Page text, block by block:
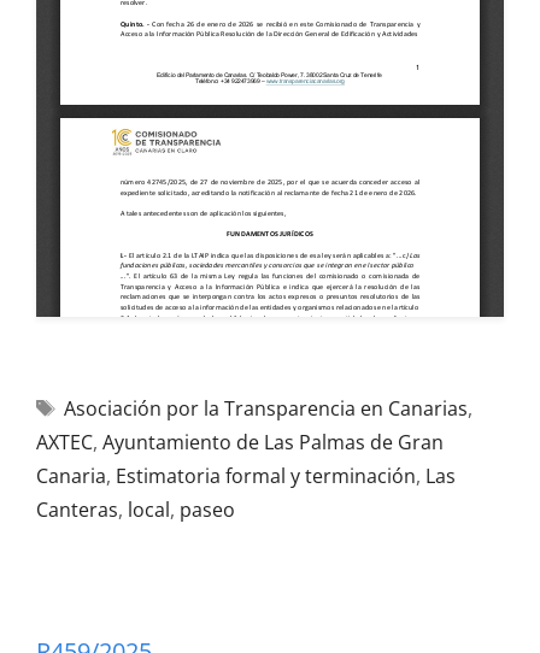
Asociación por la Transparencia en Canarias,
AXTEC, Ayuntamiento de Las Palmas de Gran
Canaria, Estimatoria formal y terminación, Las
Canteras, local, paseo